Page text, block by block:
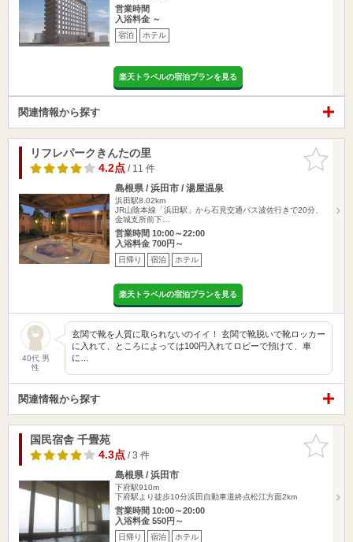
営業時間
入浴料金 ～
宿泊 ホテル
楽天トラベルの宿泊プランを見る
関連情報から探す
お気に入
りに追加
リフレパークきんたの里
4.2点/ 11 件
島根県 / 浜田市 / 湯屋温泉
浜田駅8.02km
JR山陰本線「浜田駅」から石見交通バス波佐行きで20分、
金城支所前下…
営業時間 10:00～22:00
入浴料金 700円～
日帰り 宿泊 ホテル
楽天トラベルの宿泊プランを見る
40代 男
性
玄関で靴を人質に取られないのイイ！ 玄関で靴脱いで靴ロッカー
に入れて、ところによっては100円入れてロビーで預けて、車
に…
関連情報から探す
お気に入
りに追加
国民宿舎 千畳苑
4.3点/ 3 件
島根県 / 浜田市
下府駅910m
下府駅より徒歩10分浜田自動車道終点松江方面2km
営業時間 10:00～20:00
入浴料金 550円～
日帰り 宿泊 ホテル